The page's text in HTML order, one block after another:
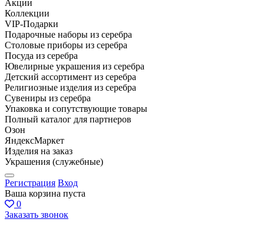
Акции
Коллекции
VIP-Подарки
Подарочные наборы из серебра
Столовые приборы из серебра
Посуда из серебра
Ювелирные украшения из серебра
Детский ассортимент из серебра
Религиозные изделия из серебра
Сувениры из серебра
Упаковка и сопутствующие товары
Полный каталог для партнеров
Озон
ЯндексМаркет
Изделия на заказ
Украшения (служебные)
Регистрация Вход
Ваша корзина пуста
0
Заказать звонок